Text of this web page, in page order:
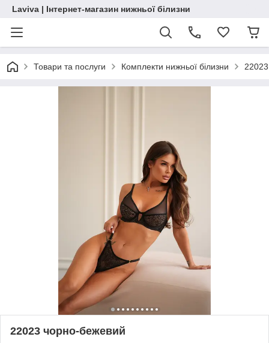
Laviva | Інтернет-магазин нижньої білизни
Товари та послуги Комплекти нижньої білизни
22023 чорно-бежевий